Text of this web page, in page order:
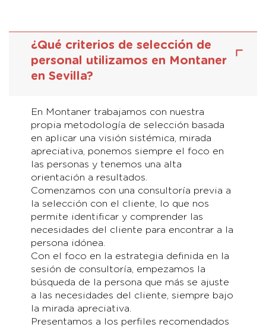
¿Qué criterios de selección de
personal utilizamos en Montaner
en Sevilla?
En Montaner trabajamos con nuestra
propia metodología de selección basada
en aplicar una visión sistémica, mirada
apreciativa, ponemos siempre el foco en
las personas y tenemos una alta
orientación a resultados.
Comenzamos con una consultoría previa a
la selección con el cliente, lo que nos
permite identificar y comprender las
necesidades del cliente para encontrar a la
persona idónea.
Con el foco en la estrategia definida en la
sesión de consultoría, empezamos la
búsqueda de la persona que más se ajuste
a las necesidades del cliente, siempre bajo
la mirada apreciativa.
Presentamos a los perfiles recomendados